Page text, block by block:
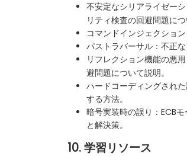
不安定なシリアライゼーシ
リティ検査の回避問題につ
コマンドインジェクショ
パストラバーサル：不正
リフレクション機能の悪用
避問題について説明。
ハードコーディングされ
する方法。
暗号実装時の誤り：ECB
と解決策。
10. 学習リソース